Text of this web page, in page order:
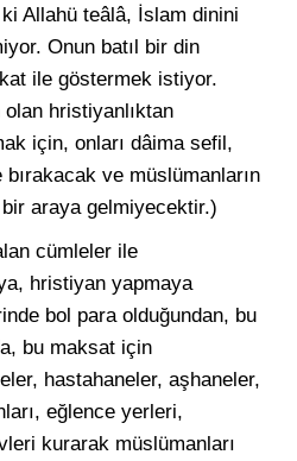
Allahü teâlâ, İslam dinini
Onun batıl bir din
ile göstermek istiyor.
hristiyanlıktan
için, onları dâima sefil,
ve müslümanların
araya gelmiyecektir.)
cümleler ile
hristiyan yapmaya
bol para olduğundan, bu
bu maksat için
hastahaneler, aşhaneler,
eğlence yerleri,
kurarak müslümanları